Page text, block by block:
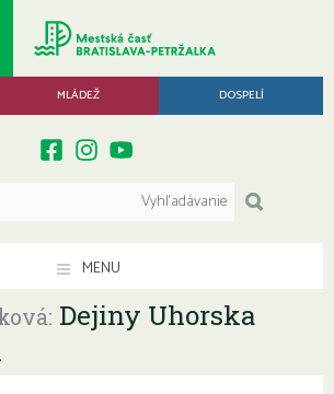
MLÁDEŽ DOSPELÍ
MENU
Dejiny Uhorska